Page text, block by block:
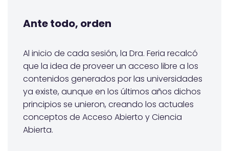
Ante todo, orden
Al inicio de cada sesión, la Dra. Feria recalcó
que la idea de proveer un acceso libre a los
contenidos generados por las universidades
ya existe, aunque en los últimos años dichos
principios se unieron, creando los actuales
conceptos de Acceso Abierto y Ciencia
Abierta.